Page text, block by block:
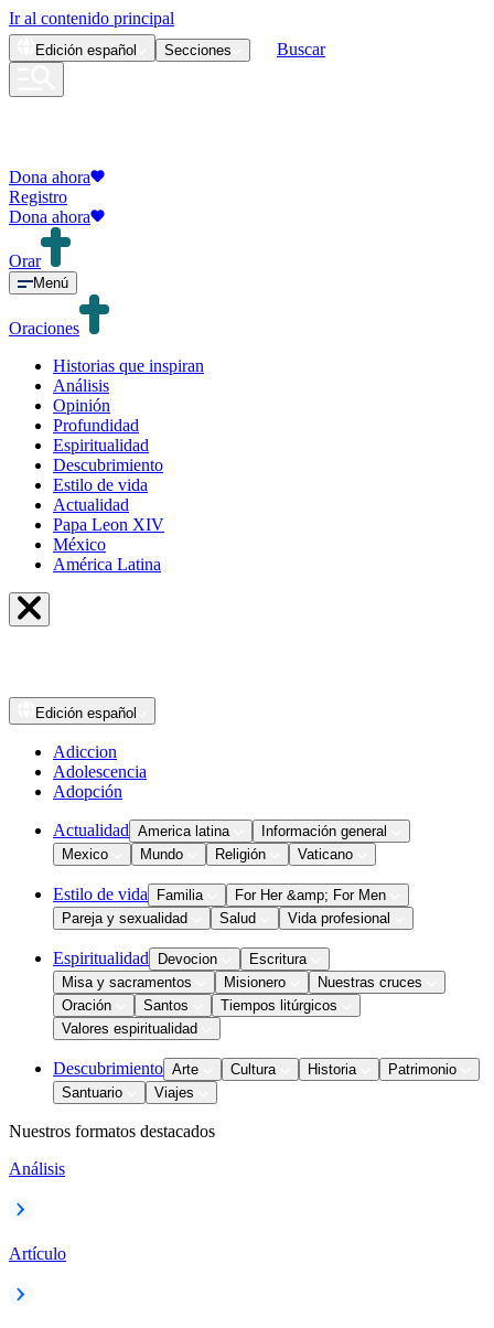
Ir al contenido principal
Edición español Secciones Buscar
Dona ahora
Registro
Dona ahora
Orar
Menú
Oraciones
Historias que inspiran
Análisis
Opinión
Profundidad
Espiritualidad
Descubrimiento
Estilo de vida
Actualidad
Papa Leon XIV
México
América Latina
Edición español
Adiccion
Adolescencia
Adopción
Actualidad America latina
Información general
Mexico
Mundo Religión Vaticano
Estilo de vida Familia
For Her &amp; For Men
Pareja y sexualidad
Salud Vida profesional
Espiritualidad Devocion
Escritura
Misa y sacramentos
Misionero
Nuestras cruces
Oración
Santos
Tiempos litúrgicos
Valores espiritualidad
Descubrimiento Arte Cultura Historia
Patrimonio
Santuario
Viajes
Nuestros formatos destacados
Análisis
Artículo